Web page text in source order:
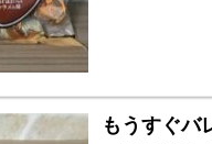
もうすぐバ